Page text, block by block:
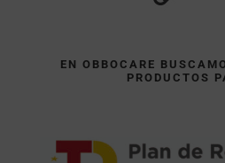
EN OBBOCARE
PRODUCTOS